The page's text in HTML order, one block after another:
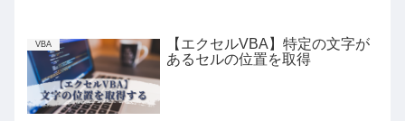
VBA
【エクセルVBA】特定の文字が
あるセルの位置を取得